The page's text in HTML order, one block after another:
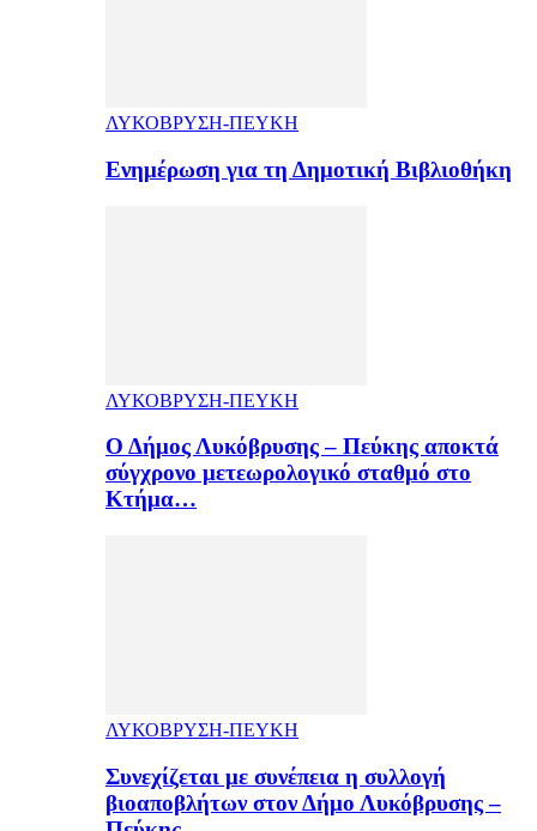
ΛΥΚΟΒΡΥΣΗ-ΠΕΥΚΗ
Ενημέρωση για τη Δημοτική Βιβλιοθήκη
ΛΥΚΟΒΡΥΣΗ-ΠΕΥΚΗ
Ο Δήμος Λυκόβρυσης – Πεύκης αποκτά
σύγχρονο μετεωρολογικό σταθμό στο
Κτήμα…
ΛΥΚΟΒΡΥΣΗ-ΠΕΥΚΗ
Συνεχίζεται με συνέπεια η συλλογή
βιοαποβλήτων στον Δήμο Λυκόβρυσης –